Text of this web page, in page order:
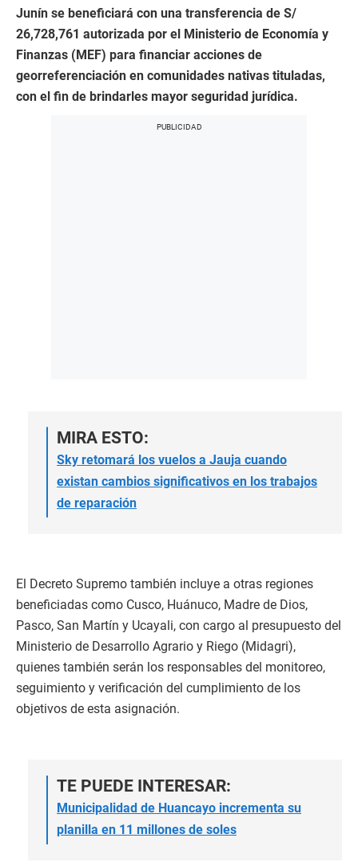
Junín se beneficiará con una transferencia de S/
26,728,761 autorizada por el Ministerio de Economía y
Finanzas (MEF) para financiar acciones de
georreferenciación en comunidades nativas tituladas,
con el fin de brindarles mayor seguridad jurídica.
MIRA ESTO:
Sky retomará los vuelos a Jauja cuando
existan cambios significativos en los trabajos
de reparación
El Decreto Supremo también incluye a otras regiones
beneficiadas como Cusco, Huánuco, Madre de Dios,
Pasco, San Martín y Ucayali, con cargo al presupuesto del
Ministerio de Desarrollo Agrario y Riego (Midagri),
quienes también serán los responsables del monitoreo,
seguimiento y verificación del cumplimiento de los
objetivos de esta asignación.
TE PUEDE INTERESAR:
Municipalidad de Huancayo incrementa su
planilla en 11 millones de soles